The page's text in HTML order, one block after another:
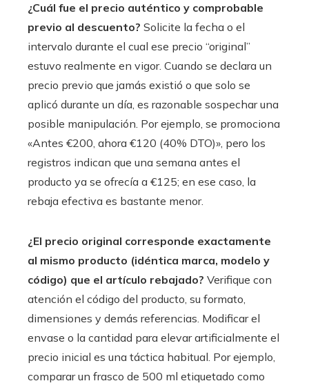
¿Cuál fue el precio auténtico y comprobable
previo al descuento? Solicite la fecha o el
intervalo durante el cual ese precio “original”
estuvo realmente en vigor. Cuando se declara un
precio previo que jamás existió o que solo se
aplicó durante un día, es razonable sospechar una
posible manipulación. Por ejemplo, se promociona
«Antes €200, ahora €120 (40% DTO)», pero los
registros indican que una semana antes el
producto ya se ofrecía a €125; en ese caso, la
rebaja efectiva es bastante menor.
¿El precio original corresponde exactamente
al mismo producto (idéntica marca, modelo y
código) que el artículo rebajado? Verifique con
atención el código del producto, su formato,
dimensiones y demás referencias. Modificar el
envase o la cantidad para elevar artificialmente el
precio inicial es una táctica habitual. Por ejemplo,
comparar un frasco de 500 ml etiquetado como